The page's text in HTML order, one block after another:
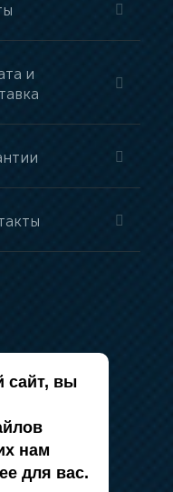
и
обработки
сайт, вы
нам
для вас.